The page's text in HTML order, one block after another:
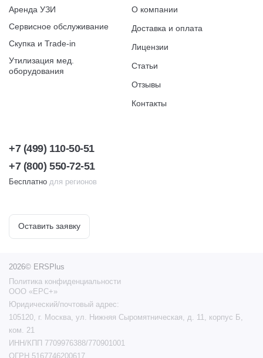
Аренда УЗИ
Сервисное обслуживание
Скупка и Trade-in
Утилизация мед.
оборудования
О компании
Доставка и оплата
Лицензии
Статьи
Отзывы
Контакты
+7 (499) 110-50-51
+7 (800) 550-72-51
Бесплатно для регионов
Оставить заявку
2026© ERSPlus
Политика конфиденциальности
ООО «ЕРС+»
Юридический/почтовый адрес:
105120, г. Москва, ул. Нижняя Сыромятническая, д. 11, корпус Б,
ком. 21
ИНН/КПП 7709976388/770901001
ОГРН 5167746200617